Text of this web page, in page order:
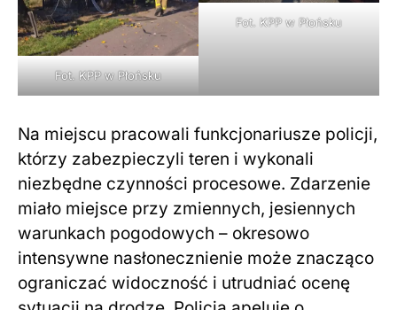
Fot. KPP w Płońsku
Fot. KPP w Płońsku
Na miejscu pracowali funkcjonariusze policji,
którzy zabezpieczyli teren i wykonali
niezbędne czynności procesowe. Zdarzenie
miało miejsce przy zmiennych, jesiennych
warunkach pogodowych – okresowo
intensywne nasłonecznienie może znacząco
ograniczać widoczność i utrudniać ocenę